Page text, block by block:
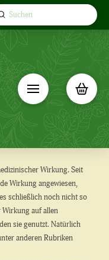
Submit
Wirkung. Seit
Wirkung angewiesen,
schließlich noch nicht so
Wirkung auf allen
sie genutzt. Natürlich
anderen Rubriken